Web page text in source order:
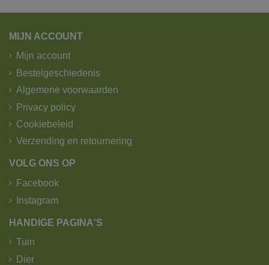
MIJN ACCOUNT
Mijn account
Bestelgeschiedenis
Algemene voorwaarden
Privacy policy
Cookiebeleid
Verzending en retournering
VOLG ONS OP
Facebook
Instagram
HANDIGE PAGINA'S
Tuin
Dier